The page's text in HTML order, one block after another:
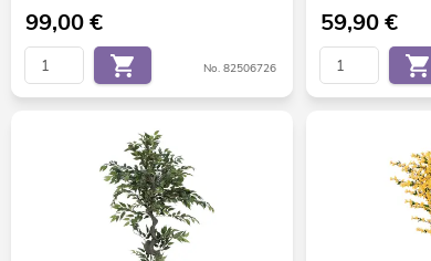
99,00€
No. 82506726
59,90€